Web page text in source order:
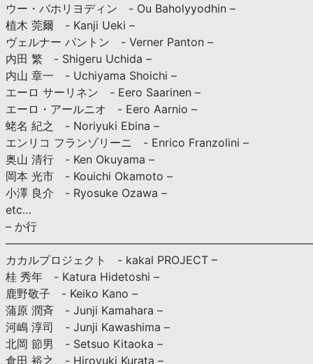
ウー・バホリヨディン - Ou Baholyyodhin –
植木 莞爾 - Kanji Ueki –
ヴェルナー パントン - Verner Panton –
内田 繁 - Shigeru Uchida –
内山 章一 - Uchiyama Shoichi –
エーロ サーリネン - Eero Saarinen –
エーロ・アールニオ - Eero Aarnio –
蛯名 紀之 - Noriyuki Ebina –
エンリコ フランゾリーニ - Enrico Franzolini –
奥山 清行 - Ken Okuyama –
岡本 光市 - Kouichi Okamoto –
小澤 良介 - Ryosuke Ozawa –
etc…
– か行
カカルプロジェクト - kakal PROJECT –
桂 秀年 - Katura Hidetoshi –
鹿野敬子 - Keiko Kano –
蒲原 潤斉 - Junji Kamahara –
河嶋 淳司 - Junji Kawashima –
北岡 節男 - Setsuo Kitaoka –
倉田 裕之 - Hiroyuki Kurata –